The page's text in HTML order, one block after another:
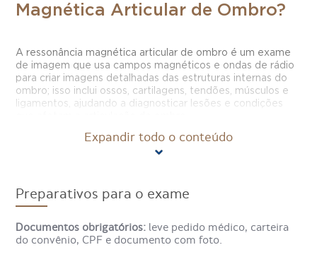
Magnética Articular de Ombro?
A ressonância magnética articular de ombro é um exame
de imagem que usa campos magnéticos e ondas de rádio
para criar imagens detalhadas das estruturas internas do
ombro; isso inclui ossos, cartilagens, tendões, músculos e
ligamentos, ajudando a diagnosticar lesões e condições
Como é feito o exame de
de Ombro?
Para realizar o exame, o paciente precisa remover todos
Expandir todo o conteúdo
Preparativos para o exame
Documentos obrigatórios: leve pedido médico, carteira
do convênio, CPF e documento com foto.